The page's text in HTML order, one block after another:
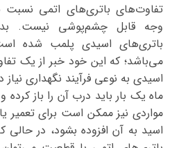
تفاوت‌های باتری‌های اتمی
وجه قابل چشم‌پوشی نیست.
باتری‌های اسیدی پلمب شده
می‌باشد؛ که این خود خبر از یک
اسیدی به نوعی فرآیند نگهداری
ماه یک بار باید درب آن را باز
مواردی نیز ممکن است برای تعمیر
اسید به آن افزوده بشود، در حالی